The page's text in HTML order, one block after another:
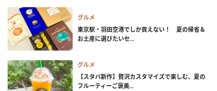
グルメ
東京駅・羽田空港でしか買えない！ 夏の帰省＆
お土産に選びたいセ...
グルメ
【スタバ新作】贅沢カスタマイズで楽しむ、夏の
フルーティーご褒美...